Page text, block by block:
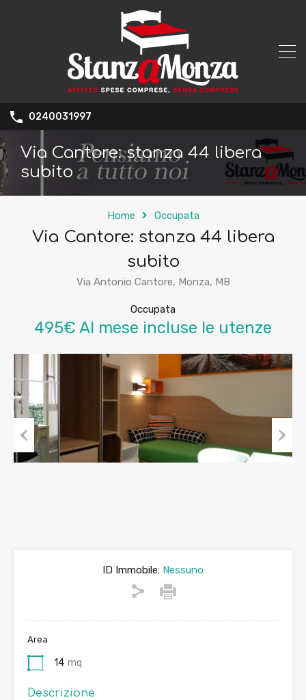
0240031997
Via Cantore: stanza 44 libera
subito
Home Occupata
Via Cantore: stanza 44 libera
subito
Via Antonio Cantore, Monza, MB
Occupata
495€ Al mese incluse le utenze
Previous Next
ID Immobile: Nessuno
Area
14 mq
Descrizione